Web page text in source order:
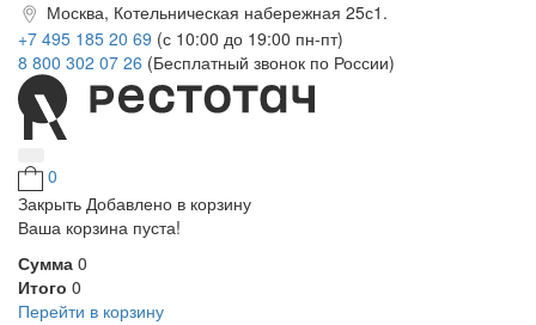
Москва, Котельническая набережная 25с1.
+7 495 185 20 69 (с 10:00 до 19:00 пн-пт)
8 800 302 07 26 (Бесплатный звонок по России)
0
Закрыть Добавлено в корзину
Ваша корзина пуста!
Сумма 0
Итого 0
Перейти в корзину